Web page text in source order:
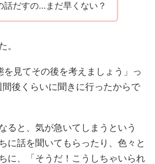
話だすの…まだ早くない？
。
を見てその後を考えましょう」っ
間後くらいに聞きに行ったからで
ると、気が急いてしまうという
に話を聞いてもらったり、色々と
に、「そうだ！こうしちゃいられ